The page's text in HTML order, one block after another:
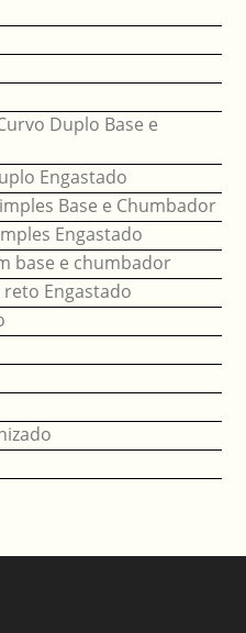
Duplo Base e
Engastado
Base e Chumbador
Engastado
base e chumbador
reto Engastado